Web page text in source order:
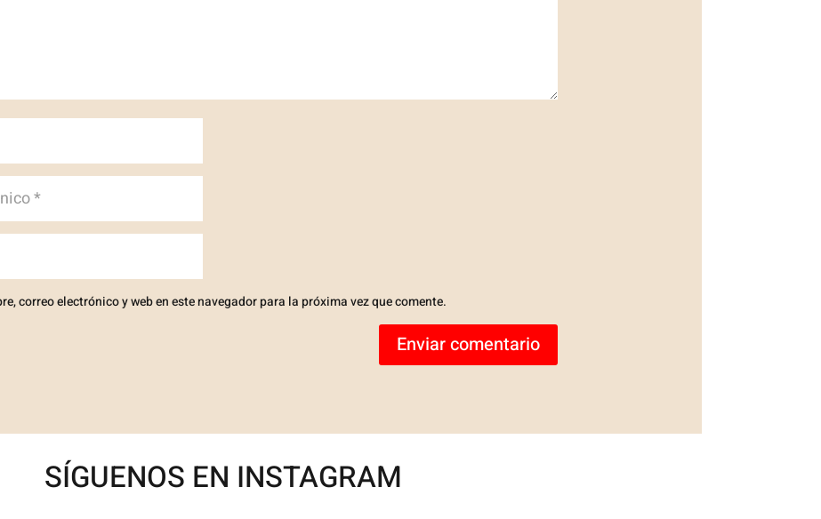
correo electrónico y web en este navegador para la próxima vez que comente.
Enviar comentario
SÍGUENOS EN INSTAGRAM